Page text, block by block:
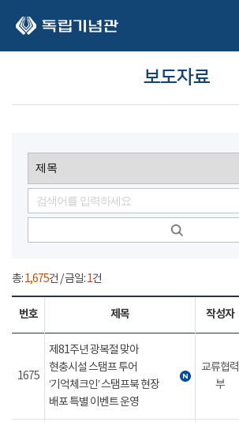
보도자료
총:1,675건 / 금일:1건
번호 제목 작성자
1675
제81주년 광복절 맞아
현충시설 스탬프 투어
‘기억체크인’ 스탬프북 현장
배포 특별 이벤트 운영
교류협력
부